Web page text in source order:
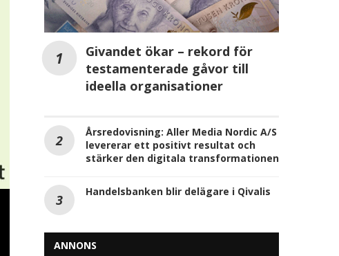
Givandet ökar – rekord för
testamenterade gåvor till
ideella organisationer
Årsredovisning: Aller Media Nordic A/S
levererar ett positivt resultat och
stärker den digitala transformationen
Handelsbanken blir delägare i Qivalis
ANNONS